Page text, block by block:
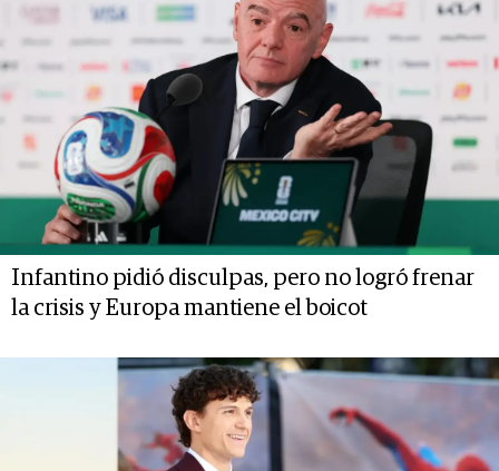
Infantino pidió disculpas, pero no logró frenar
la crisis y Europa mantiene el boicot